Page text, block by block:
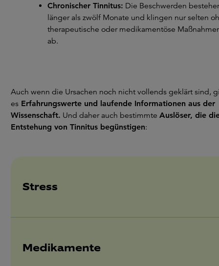
Chronischer Tinnitus: Die Beschwerden
länger als zwölf Monate und klingen nur selten
therapeutische oder medikamentöse
ab.
Auch wenn die Ursachen noch nicht vollends geklärt sind,
es Erfahrungswerte und laufende Informationen aus der
Wissenschaft. Und daher auch bestimmte Auslöser, die
Entstehung von Tinnitus begünstigen:
Stress
Medikamente